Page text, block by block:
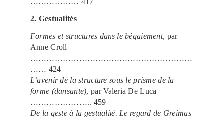
2. Gestualités
Formes et structures dans le bégaiement, par
Anne Croll
……………………………………………………
…… 424
L’avenir de la structure sous le prisme de la
forme (dansante), par Valeria De Luca
………………….. 459
De la geste à la gestualité. Le regard de Greimas